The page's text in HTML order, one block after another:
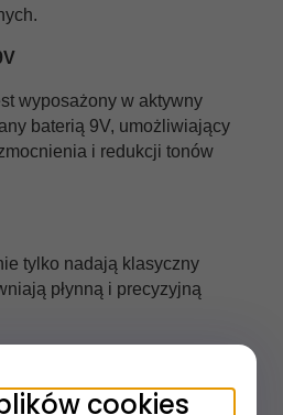
wyposażony w aktywny
baterią 9V, umożliwiający
i redukcji tonów
tylko nadają klasyczny
płynną i precyzyjną
cookies